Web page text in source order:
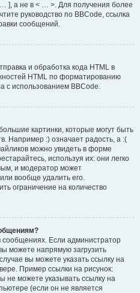
], а не в < … >. Для получения более
руководство по BBCode, ссылка
сообщений.
и обработка кода HTML в
HTML по форматированию
с использованием BBCode.
картинки, которые могут быть
Например :) означает радость, а :(
можно увидеть в форме
используя их: они легко
и модератор может
вообще удалить его.
ограничение на количество
Если администратор
можете напрямую загрузить
вы можете указать ссылку на
Пример ссылки на рисунок:
не можете указывать ссылку на
(если он не является